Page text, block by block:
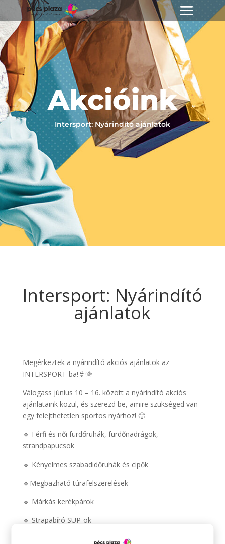
Akcióink
Intersport: Nyárindító ajánlatok
Intersport: Nyárindító
ajánlatok
Megérkeztek a nyárindító akciós ajánlatok az
INTERSPORT-ba!👙🌞
Válogass június 10 – 16. között a nyárindító akciós
ajánlataink közül, és szerezd be, amire szükséged van
egy felejthetetlen sportos nyárhoz! 🙂
🔹 Férfi és női fürdőruhák, fürdőnadrágok,
strandpapucsok
🔹 Kényelmes szabadidőruhák és cipők
🔹Megbazható túrafelszerelések
🔹 Márkás kerékpárok
🔹 Strapabíró SUP-ok
Kezdődjenek a kalandok!